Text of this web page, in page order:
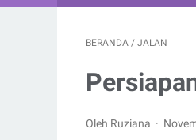
BERANDA / JALAN
Oleh Ruziana